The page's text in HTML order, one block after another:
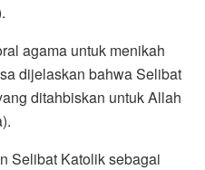
agama untuk menikah
dijelaskan bahwa Selibat
ditahbiskan untuk Allah
Selibat Katolik sebagai